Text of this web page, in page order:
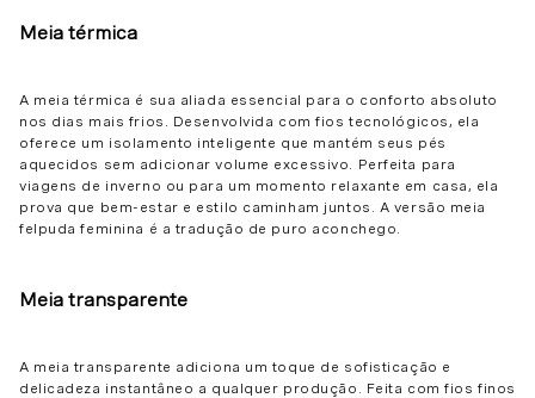
Meia térmica
A meia térmica é sua aliada essencial para o conforto absoluto
nos dias mais frios. Desenvolvida com fios tecnológicos, ela
oferece um isolamento inteligente que mantém seus pés
aquecidos sem adicionar volume excessivo. Perfeita para
viagens de inverno ou para um momento relaxante em casa, ela
prova que bem-estar e estilo caminham juntos. A versão meia
felpuda feminina é a tradução de puro aconchego.
Meia transparente
A meia transparente adiciona um toque de sofisticação e
delicadeza instantâneo a qualquer produção. Feita com fios finos